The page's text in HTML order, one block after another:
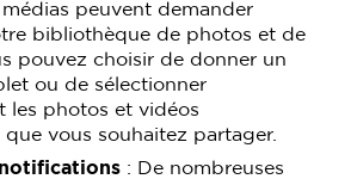
peuvent demander
bibliothèque de photos et de
pouvez choisir de donner un
ou de sélectionner
les photos et vidéos
vous souhaitez partager.
: De nombreuses